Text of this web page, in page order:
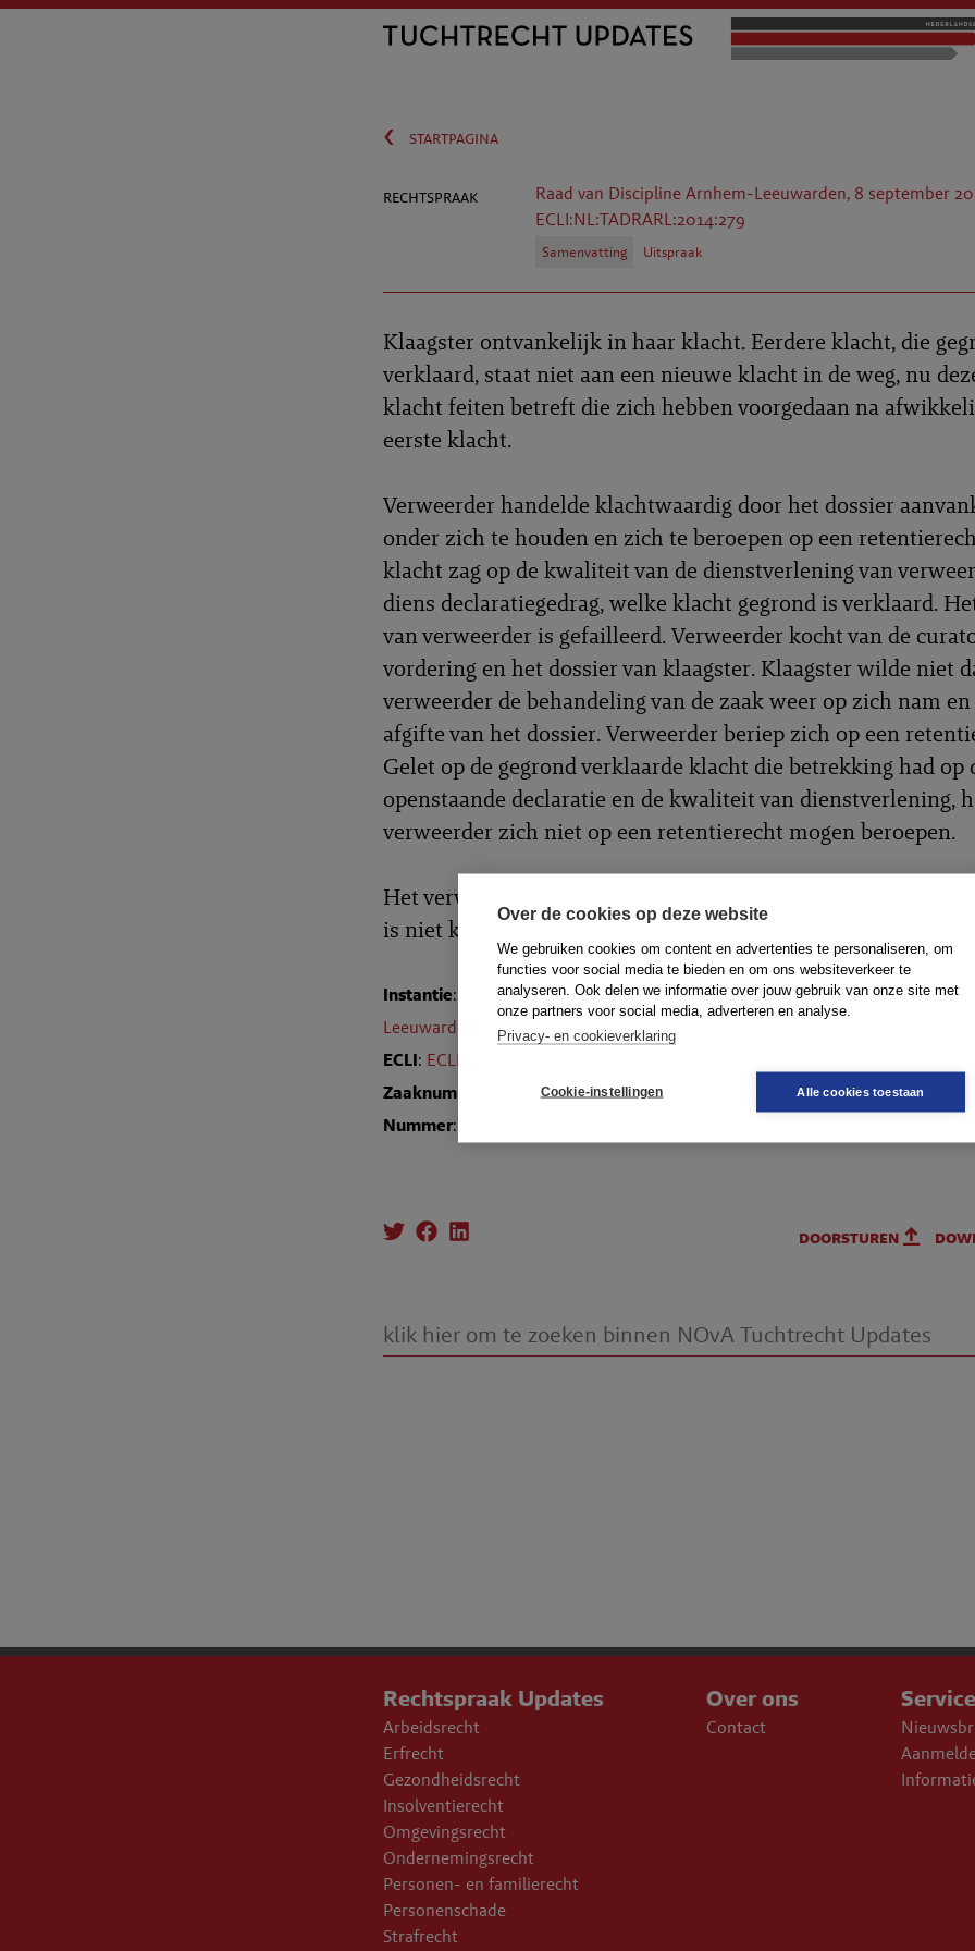
Over de cookies op deze website
We gebruiken cookies om content en advertenties te personaliseren, om
functies voor social media te bieden en om ons websiteverkeer te
analyseren. Ook delen we informatie over jouw gebruik van onze site met
onze partners voor social media, adverteren en analyse.
Privacy- en cookieverklaring
Cookie-instellingen Alle cookies toestaan
‹ startpagina
rechtspraak
Raad van Discipline Arnhem-Leeuwarden, 8 september
ECLI:NL:TADRARL:2014:279
Samenvatting Uitspraak
Klaagster ontvankelijk in haar klacht. Eerdere klacht, die
verklaard, staat niet aan een nieuwe klacht in de weg, nu
klacht feiten betreft die zich hebben voorgedaan na
eerste klacht.
Verweerder handelde klachtwaardig door het dossier
onder zich te houden en zich te beroepen op een
klacht zag op de kwaliteit van de dienstverlening van
diens declaratiegedrag, welke klacht gegrond is verklaard.
van verweerder is gefailleerd. Verweerder kocht van de
vordering en het dossier van klaagster. Klaagster wilde niet
verweerder de behandeling van de zaak weer op zich nam
afgifte van het dossier. Verweerder beriep zich op een
Gelet op de gegrond verklaarde klacht die betrekking had op
openstaande declaratie en de kwaliteit van dienstverlening,
verweerder zich niet op een retentierecht mogen beroepen.
Het verwijt dat verweerder een deel van het dossier heeft
is niet komen vast te staan.
Instantie:
Raad van Discipline Arnhem-
Leeuwarden
ECLI: ECLI:NL:TADRARL:2014:279
Zaaknummer
: 14-60
Nummer: TR-2014-0680
Onderwerpen:7. Financiële
doorsturen
Rechtspraak Updates
Arbeidsrecht
Erfrecht
Gezondheidsrecht
Insolventierecht
Omgevingsrecht
Ondernemingsrecht
Personen- en familierecht
Personenschade
Strafrecht
Over ons
Contact
Service